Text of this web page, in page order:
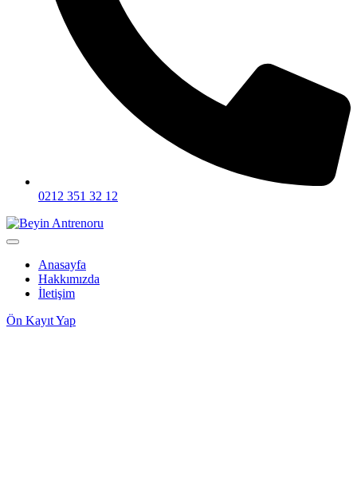
0212 351 32 12
Anasayfa
Hakkımızda
İletişim
Ön Kayıt Yap